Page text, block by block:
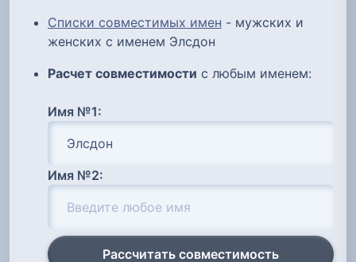
Списки совместимых имен - мужских и
женских с именем Элсдон
Расчет совместимости с любым именем:
Имя №1:
Имя №2:
Рассчитать совместимость